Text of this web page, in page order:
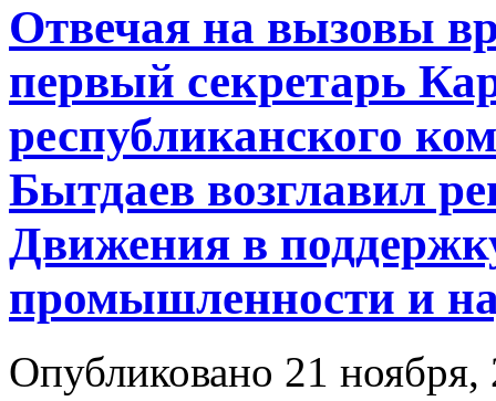
Отвечая на вызовы
первый секретарь
республиканского
Бытдаев возглавил
Движения в
промышленности и
Опубликовано 21 ноября,